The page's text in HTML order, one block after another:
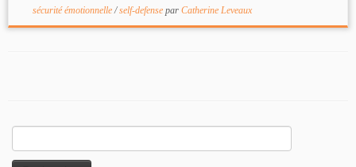
sécurité émotionnelle/self-defense par Catherine Leveaux